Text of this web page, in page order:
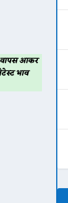
वापस आकर
भाव